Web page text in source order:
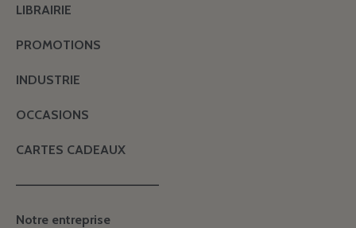
LIBRAIRIE
PROMOTIONS
INDUSTRIE
OCCASIONS
CARTES CADEAUX
———————————————
Notre entreprise